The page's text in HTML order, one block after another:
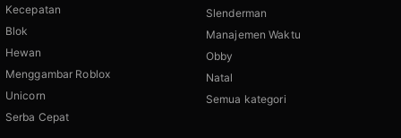
Kecepatan
Blok
Hewan
Menggambar Roblox
Unicorn
Serba Cepat
Slenderman
Manajemen Waktu
Obby
Natal
Semua kategori